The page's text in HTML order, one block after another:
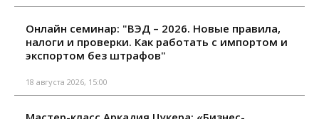
Онлайн семинар: "ВЭД – 2026. Новые правила,
налоги и проверки. Как работать с импортом и
экспортом без штрафов"
18 августа 2026, 15:00